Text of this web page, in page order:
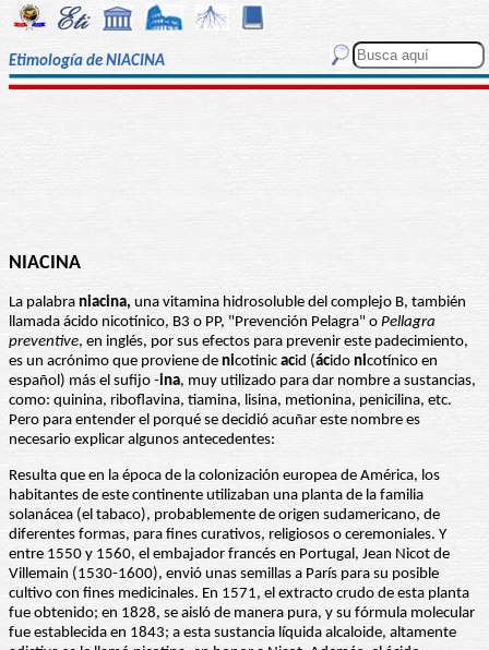
Etimología de NIACINA
NIACINA
La palabra niacina, una vitamina hidrosoluble del complejo B, también
llamada ácido nicotínico, B3 o PP, "Prevención Pelagra" o Pellagra
preventive, en inglés, por sus efectos para prevenir este padecimiento,
es un acrónimo que proviene de nicotinic acid (ácido nicotínico en
español) más el sufijo -ina, muy utilizado para dar nombre a sustancias,
como: quinina, riboflavina, tiamina, lisina, metionina, penicilina, etc.
Pero para entender el porqué se decidió acuñar este nombre es
necesario explicar algunos antecedentes:
Resulta que en la época de la colonización europea de América, los
habitantes de este continente utilizaban una planta de la familia
solanácea (el tabaco), probablemente de origen sudamericano, de
diferentes formas, para fines curativos, religiosos o ceremoniales. Y
entre 1550 y 1560, el embajador francés en Portugal, Jean Nicot de
Villemain (1530-1600), envió unas semillas a París para su posible
cultivo con fines medicinales. En 1571, el extracto crudo de esta planta
fue obtenido; en 1828, se aisló de manera pura, y su fórmula molecular
fue establecida en 1843; a esta sustancia líquida alcaloide, altamente